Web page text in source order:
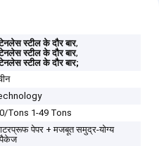
स्टील के दौर बार,
स्टील के दौर बार,
स्टील के दौर बार;
Tons 1-49 Tons
पेपर + मजबूत समुद्र-योग्य